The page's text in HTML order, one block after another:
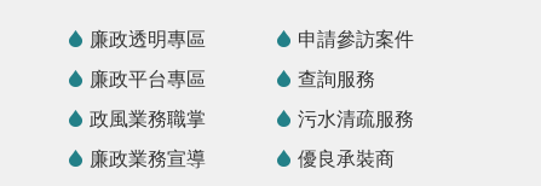
廉政透明專區
廉政平台專區
政風業務職掌
廉政業務宣導
申請參訪案件
查詢服務
污水清疏服務
優良承裝商